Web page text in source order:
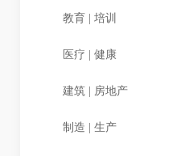
教育 | 培训
医疗 | 健康
建筑 | 房地产
制造 | 生产